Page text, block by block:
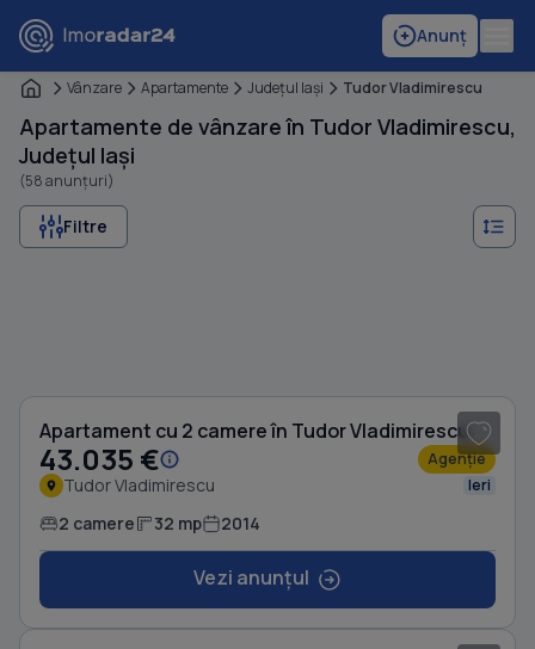
Anunț
Vânzare Apartamente Judeţul Iaşi Tudor Vladimirescu
Apartamente de vânzare în Tudor Vladimirescu,
Județul Iași
(58 anunțuri)
Filtre
Apartament cu 2 camere în Tudor Vladimirescu
43.035 € Agenție
Tudor Vladimirescu Ieri
2 camere 32 mp 2014
Vezi anunțul